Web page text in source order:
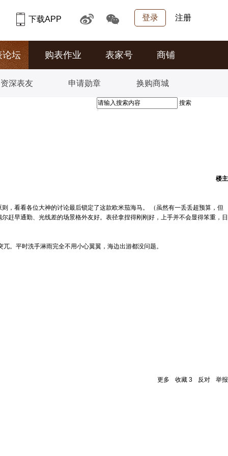
登录 注册
下载APP
论坛 购表作业 表家号 商铺
资深表友 申请勋章 换购商城
搜索
楼主
，看看各位大神的讨论最后锁定了这款欧米茄海马。 （虽然有一丢丢超预算，但
赶早通勤、光线差的场景格外友好。表径拿捏得刚刚好，上手并不会显得笨重，日
。平时洗手淋雨完全不用小心翼翼，海边出游都没问题。
更多 收藏 3 反对 举报